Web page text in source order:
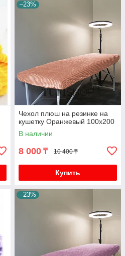
–23%
Чехол плюш на резинке на
кушетку Оранжевый 100х200
В наличии
8 000 ₸ 10 400 ₸
Купить
–23%